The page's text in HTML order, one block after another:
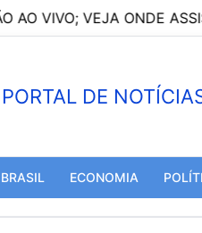
VEJA ONDE ASSISTIR
BRASIL ECONOMIA